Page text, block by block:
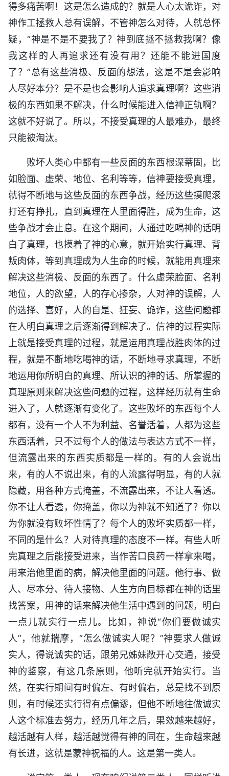
得多痛苦啊！这是怎么造成的？就是人心太诡诈，对
神作工拯救人总有误解，不管神怎么对待，人就总怀
疑，“神是不是不要我了？神到底拯不拯救我啊？像
我这样的人再追求还有没有用？还能不能进国度
了？”总有这些消极、反面的想法，这是不是会影响
人尽好本分？是不是也会影响人追求真理啊？这些消
极的东西如果不解决，什么时候能进入信神正轨啊？
这就不好说了。所以，不接受真理的人最难办，最终
只能被淘汰。
败坏人类心中都有一些反面的东西根深蒂固，比
如脸面、虚荣、地位、名利等等，信神要接受真理，
就得不断地与这些反面的东西争战，经历这些摸爬滚
打还有挣扎，直到真理在人里面得胜，成为生命，这
些争战才会止息。在这个期间，人通过吃喝神的话明
白了真理，也摸着了神的心意，就开始实行真理、背
叛肉体，等到真理成为人生命的时候，就能用真理来
解决这些消极、反面的东西了。什么虚荣脸面、名利
地位，人的欲望，人的存心掺杂，人对神的误解，人
的选择、喜好，人的自是、狂妄、诡诈，这些问题都
在人明白真理之后逐渐得到解决了。信神的过程实际
上就是接受真理的过程，就是运用真理战胜肉体的过
程，就是不断地吃喝神的话，不断地寻求真理，不断
地运用你所明白的真理、所认识的神的话、所掌握的
真理原则来解决这些问题的过程，这样经历就有生命
进入了，人就逐渐有变化了。这些败坏的东西每个人
都有，没有一个人不为利益、名誉活着，人都为这些
东西活着，只不过每个人的做法与表达方式不一样，
但流露出来的东西实质都是一样的。有的人会说出
来，有的人不说出来，有的人流露得明显，有的人就
隐藏，用各种方式掩盖，不流露出来，不让人看透。
你不让人看透，你掩盖，你以为神就不知道了？你以
为你就没有败坏性情了？每个人的败坏实质都一样，
不同的是什么？人对待真理的态度不一样。有些人听
完真理之后能接受进来，当作苦口良药一样拿来喝，
用来治他里面的病，解决他里面的问题。他行事、做
人、尽本分、待人接物、人生方向目标都在神的话里
找答案，用神的话来解决他生活中遇到的问题，明白
一点儿就实行一点儿。比如，神说“你们要做诚实
人”，他就揣摩，“怎么做诚实人呢？”神要求人做诚
实人，得说诚实的话，跟弟兄姊妹敞开心交通，接受
神的鉴察，有这几条原则，他听完就开始实行。当
然，在实行期间有时偏左、有时偏右，总是找不到原
则，有时候还实行得有点偏谬，但他不断地往做诚实
人这个标准去努力，经历几年之后，果效越来越好，
越活越有人样，越活越觉得有神的同在，生命越来越
有长进，这就是蒙神祝福的人。这是第一类人。